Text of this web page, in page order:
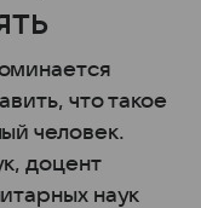
что такое
человек.
доцент
наук